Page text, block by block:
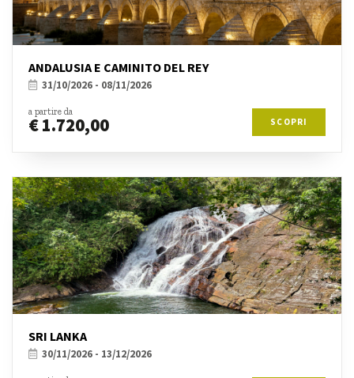
ANDALUSIA E CAMINITO DEL REY
31/10/2026 - 08/11/2026
a partire da
€ 1.720,00 SCOPRI
SRI LANKA
30/11/2026 - 13/12/2026